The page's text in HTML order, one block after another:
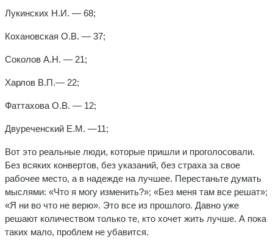
Лукинских Н.И. — 68;
Кохановская О.В. — 37;
Соколов А.Н. — 21;
Харлов В.П.— 22;
Фаттахова О.В. — 12;
Двуреченский Е.М. —11;
Вот это реальные люди, которые пришли и проголосовали.
Без всяких конвертов, без указаний, без страха за свое
рабочее место, а в надежде на лучшее. Перестаньте думать
мыслями: «Что я могу изменить?»; «Без меня там все решат»;
«Я ни во что не верю». Это все из прошлого. Давно уже
решают количеством только те, кто хочет жить лучше. А пока
таких мало, проблем не убавится.